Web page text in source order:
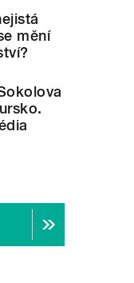
mění